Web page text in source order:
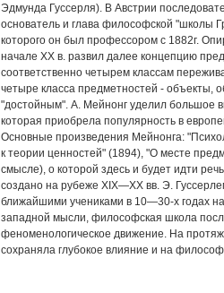
Эдмунда Гуссерля). В Австрии
основатель и глава философской "школы
которого он был профессором с 1882г.
начале XX в. развил далее концепцию
соответственно четырем классам
четыре класса предметностей - объекты,
"достойным". А. Мейнонг уделил большое
которая приобрела популярность в
Основные произведения Мейнонга:
к теории ценностей" (1894), "О месте
смысле), о которой здесь и будет идти
создано на рубеже XIX—XX вв. Э.
ближайшими учениками в 10—30-х годах
западной мысли, философская школа
феноменологическое движение. На
сохраняла глубокое влияние и на